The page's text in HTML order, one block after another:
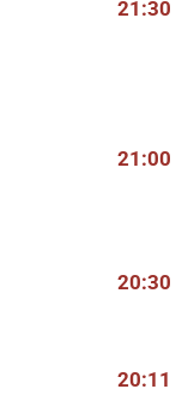
21:30
21:00
20:30
20:11